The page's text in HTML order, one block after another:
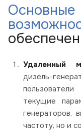
Удаленный
дизель-
текущие
генераторов,
частоту, но и